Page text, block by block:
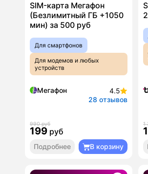
SIM-карта Мегафон
(Безлимитный ГБ +1050
мин) за 500 руб
Для смартфонов
Для модемов и любых
устройств
Мегафон
4.5
28 отзывов
990 руб
199 руб
Подробнее В корзину
1